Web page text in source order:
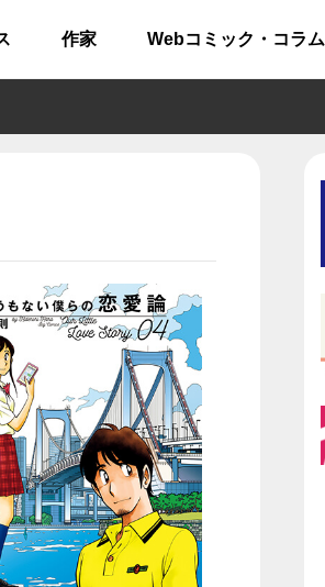
作家 Webコミック・コラム